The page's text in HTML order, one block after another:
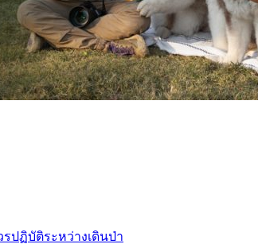
ปฏิบัติระหว่างเดินป่า